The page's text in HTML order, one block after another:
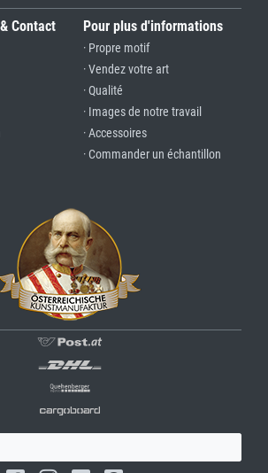
Contact Pour plus d'informations
· Propre motif
· Vendez votre art
· Qualité
· Images de notre travail
· Accessoires
· Commander un échantillon